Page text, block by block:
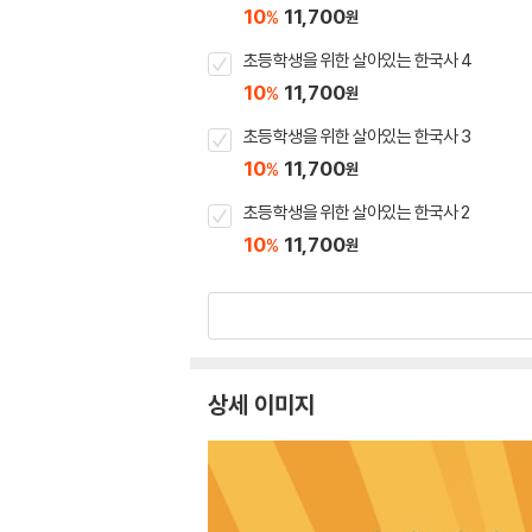
10% 11,700원
초등학생을 위한 살아있는 한국사 4
10% 11,700원
초등학생을 위한 살아있는 한국사 3
10% 11,700원
초등학생을 위한 살아있는 한국사 2
10% 11,700원
상세 이미지